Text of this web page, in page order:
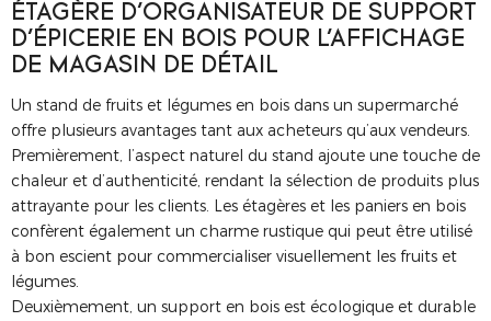
ÉTAGÈRE D'ORGANISATEUR DE SUPPORT
D'ÉPICERIE EN BOIS POUR L'AFFICHAGE
DE MAGASIN DE DÉTAIL
Un stand de fruits et légumes en bois dans un supermarché
offre plusieurs avantages tant aux acheteurs qu’aux vendeurs.
Premièrement, l’aspect naturel du stand ajoute une touche de
chaleur et d’authenticité, rendant la sélection de produits plus
attrayante pour les clients. Les étagères et les paniers en bois
confèrent également un charme rustique qui peut être utilisé
à bon escient pour commercialiser visuellement les fruits et
légumes.
Deuxièmement, un support en bois est écologique et durable